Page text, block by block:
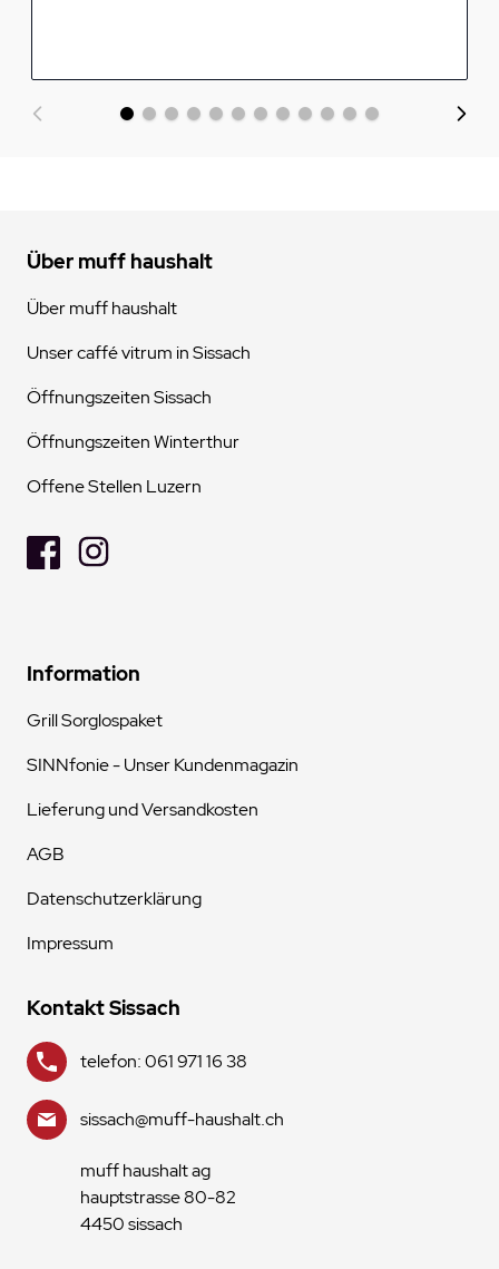
Über muff haushalt
Über muff haushalt
Unser caffé vitrum in Sissach
Öffnungszeiten Sissach
Öffnungszeiten Winterthur
Offene Stellen Luzern
Information
Grill Sorglospaket
SINNfonie - Unser Kundenmagazin
Lieferung und Versandkosten
AGB
Datenschutzerklärung
Impressum
Kontakt Sissach
telefon: 061 971 16 38
sissach@muff-haushalt.ch
muff haushalt ag
hauptstrasse 80-82
4450 sissach